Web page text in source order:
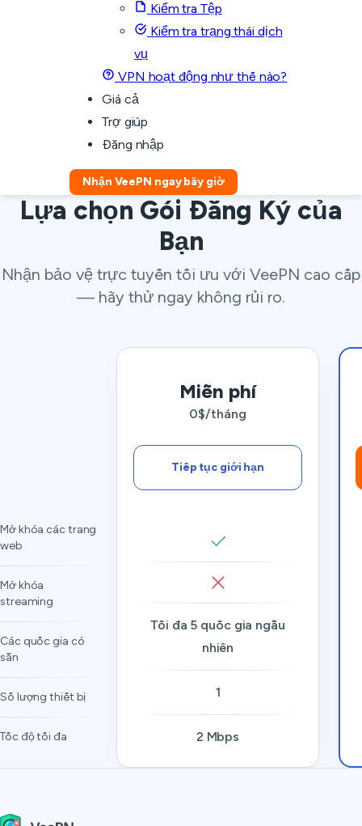
Kiểm tra Tệp
Kiểm tra trạng thái dịch
vụ
VPN hoạt động như thế nào?
Giá cả
Trợ giúp
Đăng nhập
Nhận VeePN ngay bây giờ
Lựa chọn Gói Đăng Ký của
Bạn
Nhận bảo vệ trực tuyến tối ưu với VeePN cao cấp
— hãy thử ngay không rủi ro.
Mở khóa các trang
web
Mở khóa
streaming
Các quốc gia có
sẵn
Số lượng thiết bị
Tốc độ tối đa
Miễn phí
0$/tháng
Tiếp tục giới hạn
Tối đa 5 quốc gia ngẫu
nhiên
1
2 Mbps